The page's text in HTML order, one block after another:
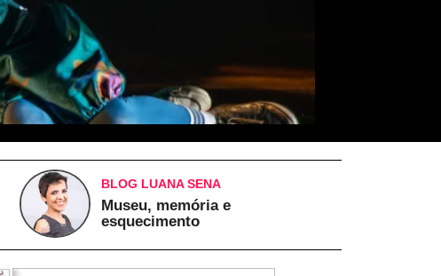
BLOG LUANA SENA
Museu, memória e
esquecimento